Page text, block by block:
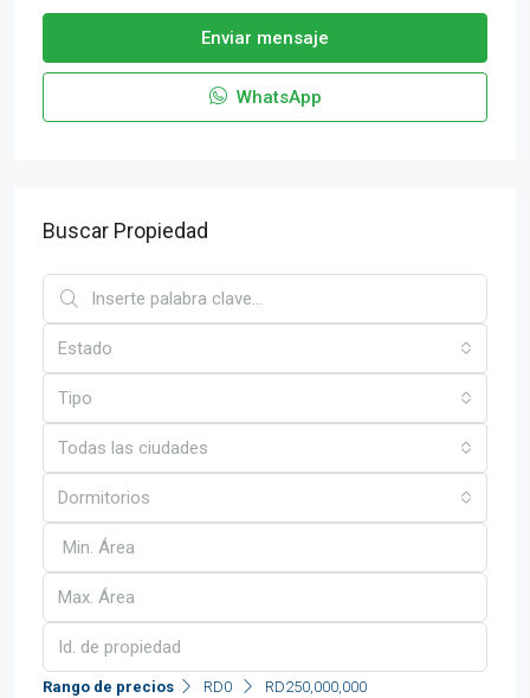
Enviar mensaje
WhatsApp
Buscar Propiedad
Estado
Tipo
Todas las ciudades
Dormitorios
Rango de precios RD0 RD250,000,000